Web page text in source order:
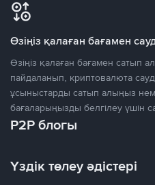
Өзіңіз қалаған бағамен
Өзіңіз қалаған бағамен сатып
пайдаланып, криптовалюта
ұсыныстарды сатып алыңыз
бағаларыңызды белгілеу үшін
P2P блогы
Үздік төлеу әдістері